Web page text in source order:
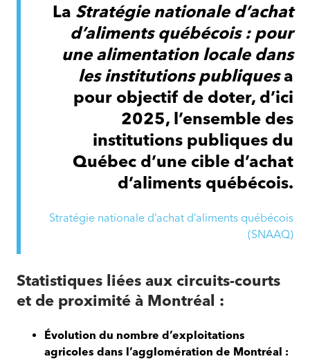
La Stratégie nationale d’achat
d’aliments québécois : pour
une alimentation locale dans
les institutions publiquesa
pour objectif de doter, d’ici
2025, l’ensemble des
institutions publiques du
Québec d’une cible d’achat
d’aliments québécois.
Stratégie nationale d’achat d’aliments québécois
(SNAAQ)
Statistiques liées aux circuits-courts
et de proximité à Montréal :
Évolution du nombre d’exploitations
agricoles dans l’agglomération de Montréal :